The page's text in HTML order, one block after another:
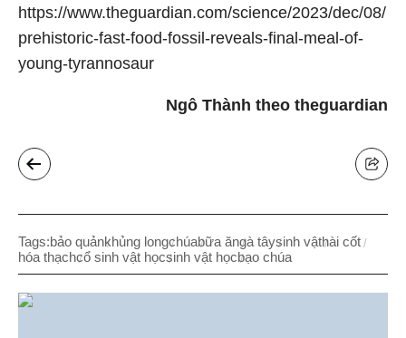
https://www.theguardian.com/science/2023/dec/08/
prehistoric-fast-food-fossil-reveals-final-meal-of-
young-tyrannosaur
Ngô Thành theo theguardian
Tags:bảo quảnkhủng longchúabữa ăngà tâysinh vậthài cốt
hóa thạchcổ sinh vật họcsinh vật họcbạo chúa